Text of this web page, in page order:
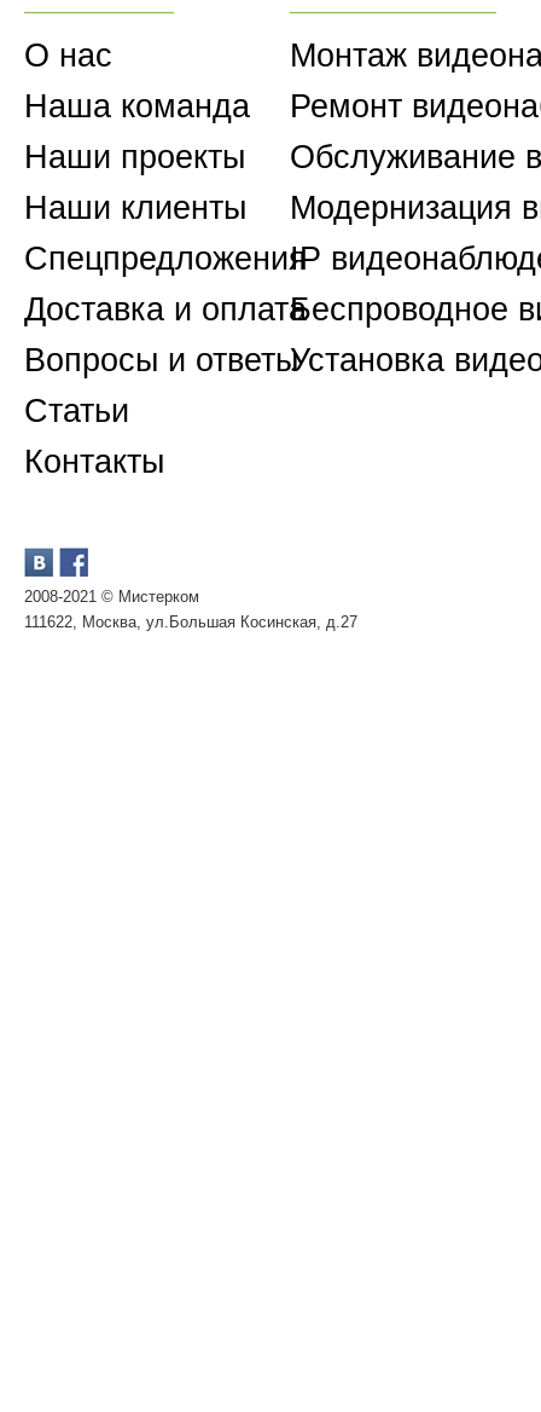
О нас
Наша команда
Наши проекты
Наши клиенты
Спецпредложения
Доставка и оплата
Вопросы и ответы
Статьи
Контакты
2008-2021 © Мистерком
111622, Москва, ул.Большая Косинская, д.27
Монтаж
Ремонт
Обслуживание
Модернизация
IP
Беспроводное
Установка